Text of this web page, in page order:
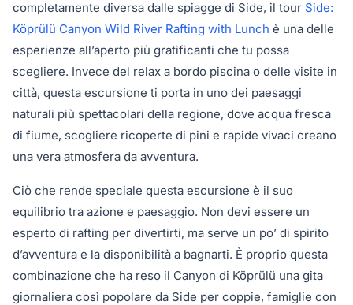
completamente diversa dalle spiagge di Side, il tour Side:
Köprülü Canyon Wild River Rafting with Lunch è una delle
esperienze all’aperto più gratificanti che tu possa
scegliere. Invece del relax a bordo piscina o delle visite in
città, questa escursione ti porta in uno dei paesaggi
naturali più spettacolari della regione, dove acqua fresca
di fiume, scogliere ricoperte di pini e rapide vivaci creano
una vera atmosfera da avventura.
Ciò che rende speciale questa escursione è il suo
equilibrio tra azione e paesaggio. Non devi essere un
esperto di rafting per divertirti, ma serve un po’ di spirito
d’avventura e la disponibilità a bagnarti. È proprio questa
combinazione che ha reso il Canyon di Köprülü una gita
giornaliera così popolare da Side per coppie, famiglie con